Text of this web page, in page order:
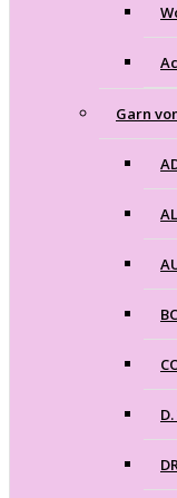
Garn